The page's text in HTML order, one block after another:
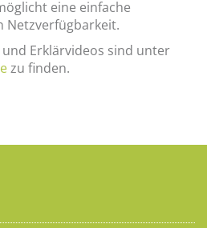
eine einfache
Netzverfügbarkeit.
Erklärvideos sind unter
zu finden.